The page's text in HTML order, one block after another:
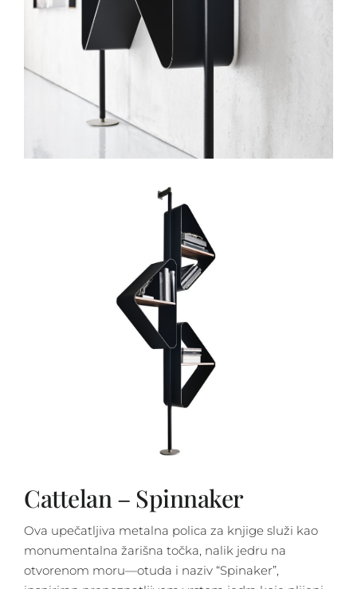
Cattelan – Spinnaker
Ova upečatljiva metalna polica za knjige služi kao
monumentalna žarišna točka, nalik jedru na
otvorenom moru—otuda i naziv “Spinaker”,